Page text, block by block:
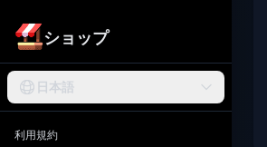
ショップ
日本語
利用規約